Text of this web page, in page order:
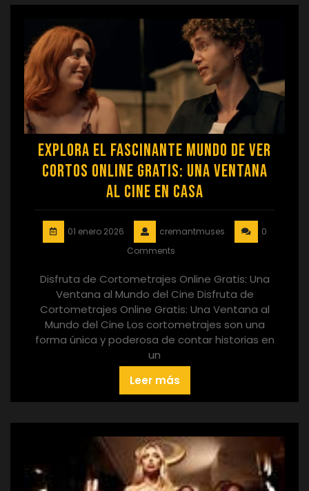
Explora el Fascinante Mundo de Ver
Cortos Online Gratis: Una Ventana
al Cine en Casa
01 enero 2026 cremantmuses
0
Comments
Disfruta de Cortometrajes Online Gratis: Una
Ventana al Mundo del Cine Disfruta de
Cortometrajes Online Gratis: Una Ventana al
Mundo del Cine Los cortometrajes son una
forma única y poderosa de contar historias en
un
Leer más